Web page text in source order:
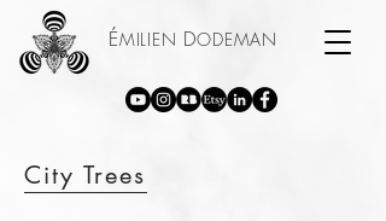
ÉMILIEN DODEMAN
City Trees